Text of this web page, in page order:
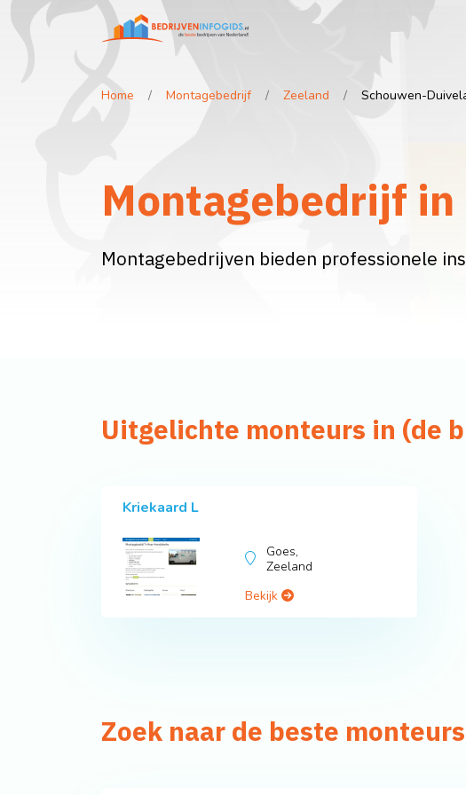
Home Montagebedrijf Zeeland Schouwen-
Montagebedrijf
Montagebedrijven bieden professionele
Uitgelichte monteurs in (de
Kriekaard L
Goes,
Zeeland
Bekijk
Zoek naar de beste